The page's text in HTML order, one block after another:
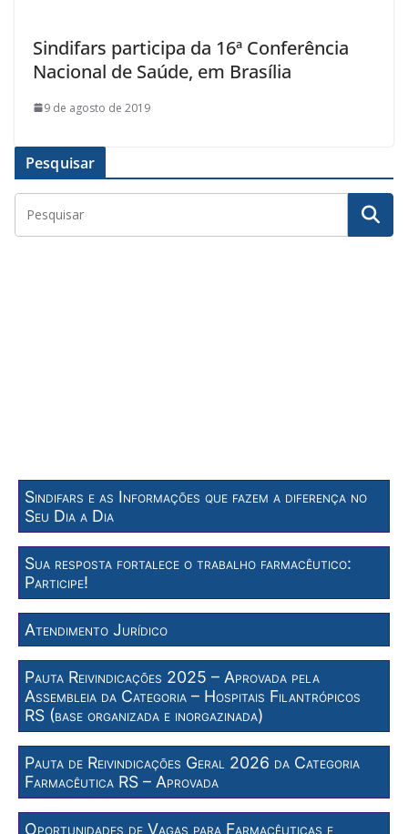
Sindifars participa da 16ª Conferência
Nacional de Saúde, em Brasília
9 de agosto de 2019
Pesquisar
Sindifars e as Informações que fazem a diferença no
Seu Dia a Dia
Sua resposta fortalece o trabalho farmacêutico:
Participe!
Atendimento Jurídico
Pauta Reivindicações 2025 – Aprovada pela
Assembleia da Categoria – Hospitais Filantrópicos
RS (base organizada e inorgazinada)
Pauta de Reivindicações Geral 2026 da Categoria
Farmacêutica RS – Aprovada
Oportunidades de Vagas para Farmacêuticas e